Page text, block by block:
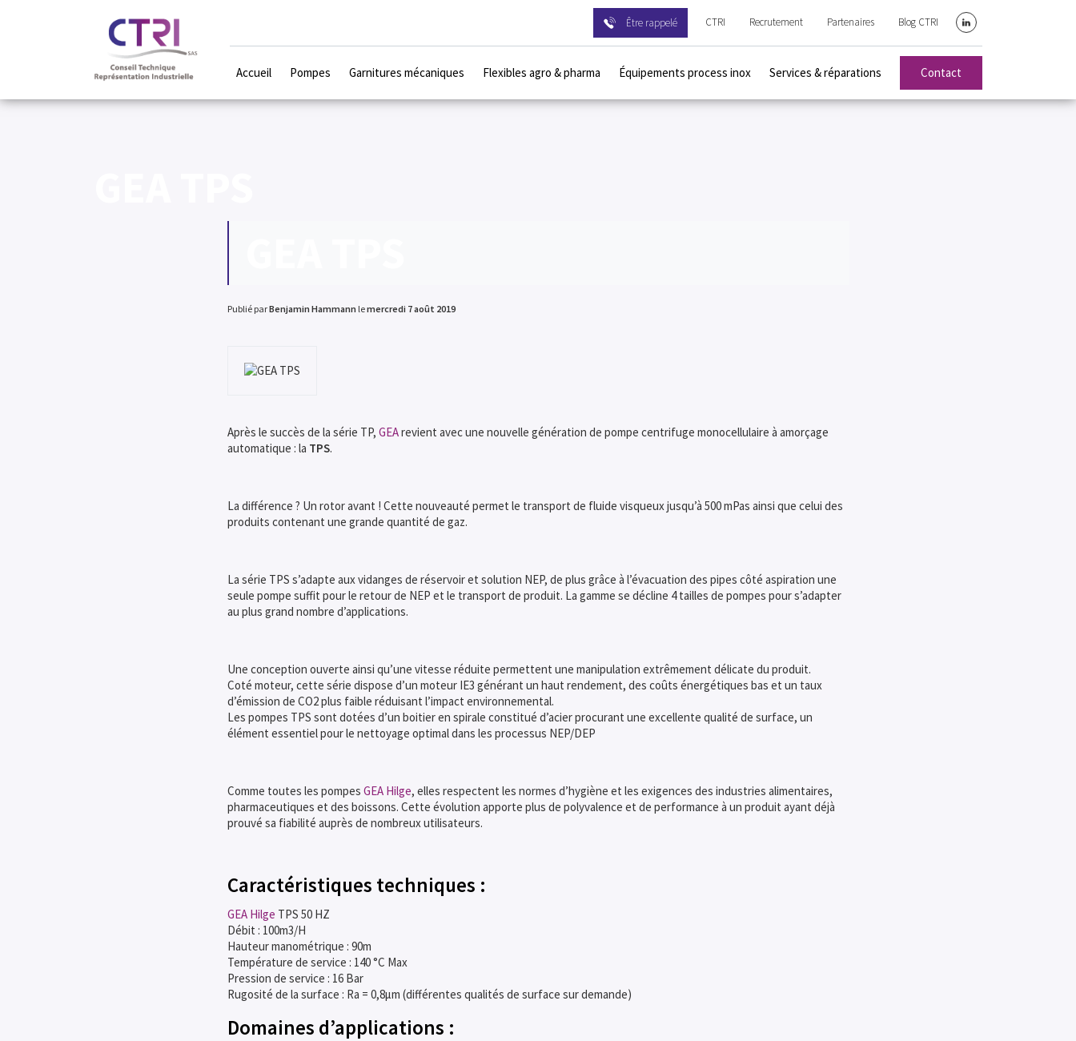
Être rappelé CTRI Recrutement Partenaires Blog CTRI
linkedin
Accueil Pompes Garnitures mécaniques Flexibles agro & pharma Équipements process inox Services & réparations Contact
Publié parBenjamin Hammann lemercredi 7 août 2019
Après le succès de la série TP, GEArevient avec une nouvelle génération de pompe centrifuge monocellulaire à amorçage
automatique : la TPS.
La différence ? Un rotor avant ! Cette nouveauté permet le transport de fluide visqueux jusqu’à 500 mPas ainsi que celui des
produits contenant une grande quantité de gaz.
La série TPS s’adapte aux vidanges de réservoir et solution NEP, de plus grâce à l’évacuation des pipes côté aspiration une
seule pompe suffit pour le retour de NEP et le transport de produit. La gamme se décline 4 tailles de pompes pour s’adapter
au plus grand nombre d’applications.
Une conception ouverte ainsi qu’une vitesse réduite permettent une manipulation extrêmement délicate du produit.
Coté moteur, cette série dispose d’un moteur IE3 générant un haut rendement, des coûts énergétiques bas et un taux
d’émission de CO2 plus faible réduisant l’impact environnemental.
Les pompes TPS sont dotées d’un boitier en spirale constitué d’acier procurant une excellente qualité de surface, un
élément essentiel pour le nettoyage optimal dans les processus NEP/DEP
Comme toutes les pompes GEA Hilge, elles respectent les normes d’hygiène et les exigences des industries alimentaires,
pharmaceutiques et des boissons. Cette évolution apporte plus de polyvalence et de performance à un produit ayant déjà
prouvé sa fiabilité auprès de nombreux utilisateurs.
Caractéristiques techniques :
GEA Hilge TPS 50 HZ
Débit : 100m3/H
Hauteur manométrique : 90m
Température de service : 140 °C Max
Pression de service : 16 Bar
Rugosité de la surface : Ra = 0,8µm (différentes qualités de surface sur demande)
Domaines d’applications :